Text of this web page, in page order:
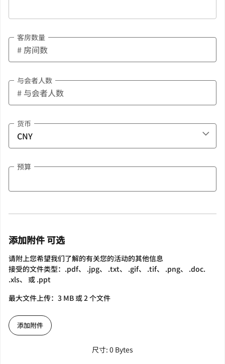
客房数量
与会者人数
货币
预算
添加附件 可选
请附上您希望我们了解的有关您的活动的其他信息
接受的文件类型：.pdf、 .jpg、 .txt、 .gif、 .tif、 .png、 .doc.
.xls、 或 .ppt
最大文件上传：3 MB 或 2 个文件
添加附件
尺寸: 0 Bytes